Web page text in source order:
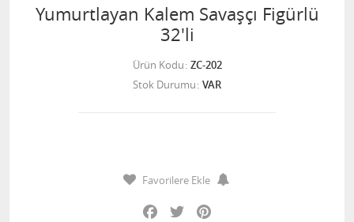
Yumurtlayan Kalem Savaşçı Figürlü
32'li
Ürün Kodu ZC-202
Stok Durumu VAR
Favorilere Ekle
Facebook
Twitter